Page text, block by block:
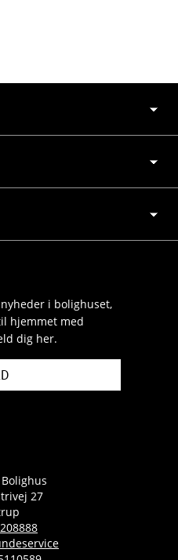
i bolighuset,
hjemmet med
dig her.
27